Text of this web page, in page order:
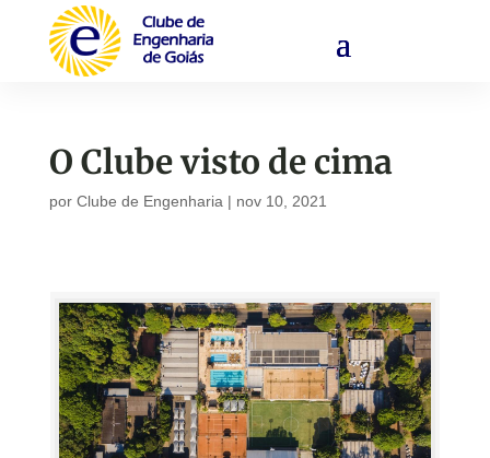
O Clube visto de cima
por Clube de Engenharia| nov 10, 2021